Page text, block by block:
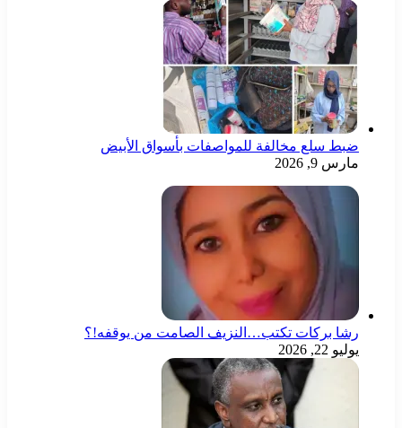
ضبط سلع مخالفة للمواصفات بأسواق الأبيض
مارس 9, 2026
رشا بركات تكتب…النزيف الصامت من يوقفه!؟
يوليو 22, 2026